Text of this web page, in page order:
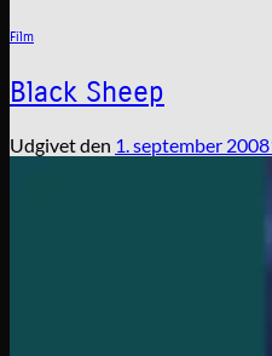
Film
Black Sheep
Udgivet den 1. september 2008